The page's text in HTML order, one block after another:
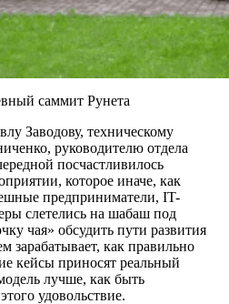
саммит Рунета
Заводову, техническому
руководителю отдела
посчастливилось
которое иначе, как
предприниматели, IT-
слетелись на шабаш под
чая» обсудить пути развития
зарабатывает, как правильно
кейсы приносят реальный
лучше, как быть
удовольствие.